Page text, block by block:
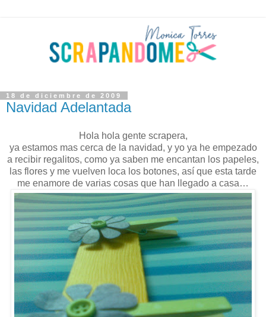
18 de diciembre de 2009
Navidad Adelantada
Hola hola gente scrapera,
ya estamos mas cerca de la navidad, y yo ya he empezado
a recibir regalitos, como ya saben me encantan los papeles,
las flores y me vuelven loca los botones, así que esta tarde
me enamore de varias cosas que han llegado a casa…